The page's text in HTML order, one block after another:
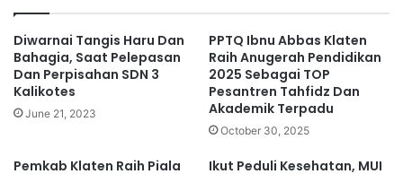
Diwarnai Tangis Haru Dan
Bahagia, Saat Pelepasan
Dan Perpisahan SDN 3
Kalikotes
June 21, 2023
PPTQ Ibnu Abbas Klaten
Raih Anugerah Pendidikan
2025 Sebagai TOP
Pesantren Tahfidz Dan
Akademik Terpadu
October 30, 2025
Pemkab Klaten Raih Piala
Ikut Peduli Kesehatan, MUI